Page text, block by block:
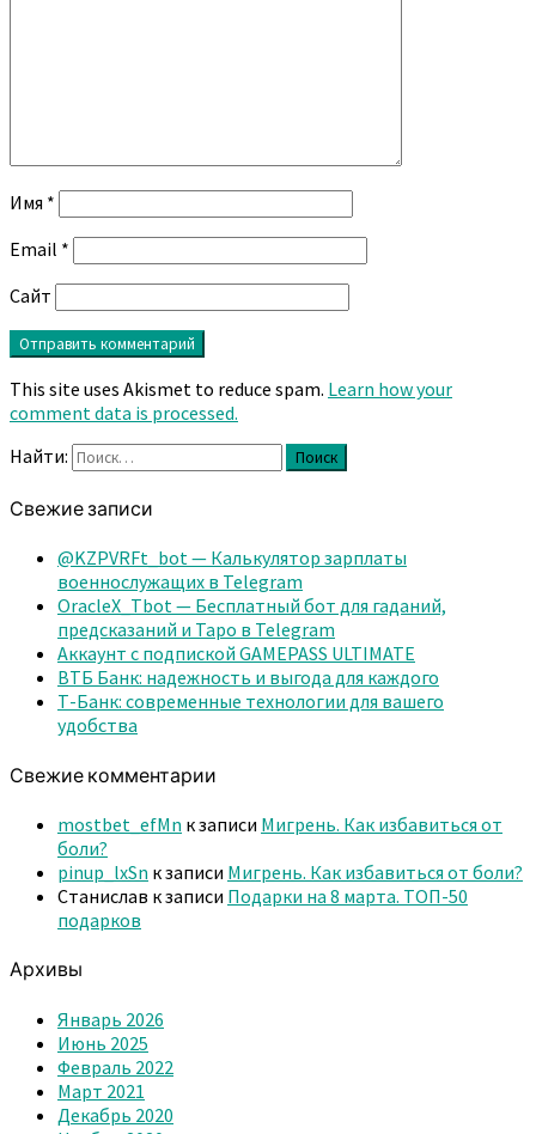
Имя *
Email *
Сайт
This site uses Akismet to reduce spam. Learn how your
comment data is processed.
Найти:
Поиск
Свежие записи
@KZPVRFt_bot — Калькулятор зарплаты
военнослужащих в Telegram
OracleX_Tbot — Бесплатный бот для гаданий,
предсказаний и Таро в Telegram
Аккаунт с подпиской GAMEPASS ULTIMATE
ВТБ Банк: надежность и выгода для каждого
Т-Банк: современные технологии для вашего
удобства
Свежие комментарии
mostbet_efMn к записи Мигрень. Как избавиться от
боли?
pinup_lxSn к записи Мигрень. Как избавиться от боли?
Станислав к записи Подарки на 8 марта. ТОП-50
подарков
Архивы
Январь 2026
Июнь 2025
Февраль 2022
Март 2021
Декабрь 2020